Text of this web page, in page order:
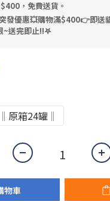
，免費送貨。
發優惠💥購物滿$400👉即送
~送完即止!!𖤐
‖原箱24罐‖
物車